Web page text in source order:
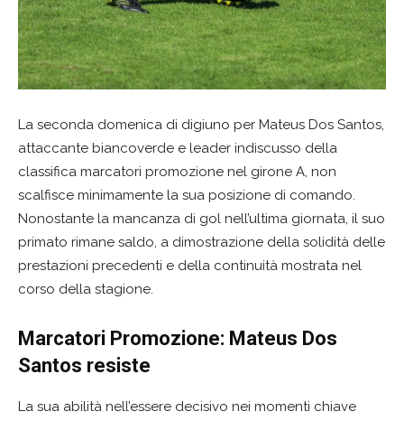
La seconda domenica di digiuno per Mateus Dos Santos,
attaccante biancoverde e leader indiscusso della
classifica marcatori promozione nel girone A, non
scalfisce minimamente la sua posizione di comando.
Nonostante la mancanza di gol nell’ultima giornata, il suo
primato rimane saldo, a dimostrazione della solidità delle
prestazioni precedenti e della continuità mostrata nel
corso della stagione.
Marcatori Promozione: Mateus Dos
Santos resiste
La sua abilità nell’essere decisivo nei momenti chiave